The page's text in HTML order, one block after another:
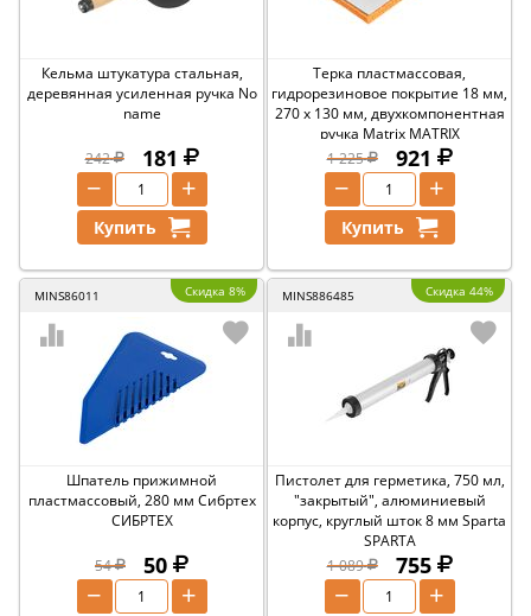
Кельма штукатура стальная,
деревянная усиленная ручка No
name
242 181
+
−
Купить
Терка пластмассовая,
гидрорезиновое покрытие 18 мм,
270 x 130 мм, двухкомпонентная
ручка Matrix MATRIX
1 225
921
+
−
Купить
MINS86011 Скидка 8%
Шпатель прижимной
пластмассовый, 280 мм Сибртех
СИБРТЕХ
54 50
+
−
MINS886485 Скидка 44%
Пистолет для герметика, 750 мл,
"закрытый", алюминиевый
корпус, круглый шток 8 мм Sparta
SPARTA
1 089
755
+
−